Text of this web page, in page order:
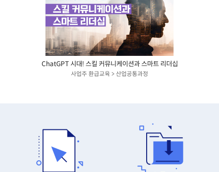
ChatGPT 시대! 스킬 커뮤니케이션과 스마트 리더십
사업주 환급교육 > 산업공통과정